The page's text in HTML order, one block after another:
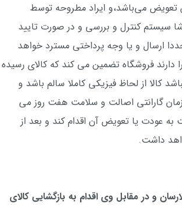
می‌باشد،و ایراد مطروحه توسط
سیستم کنترل و بررسی و در صورت تایید
ارسال و یا وجه پرداختی مسترد خواهد
را دارند فروشگاه تضمین می کند که کالای رسیده
کالا از لحاظ فیزیکی کاملا سالم باشد و
گارانتی اصالت و سلامت هفت روز می
به عودت یا تعویض آن اقدام کند و بعد از
داشت.
و در مقابل وی اقدام به بازگشایی کالای